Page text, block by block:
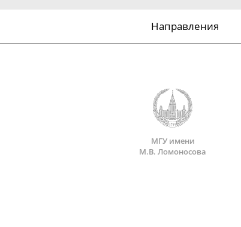
Направления
МГУ имени
М.В. Ломоносова